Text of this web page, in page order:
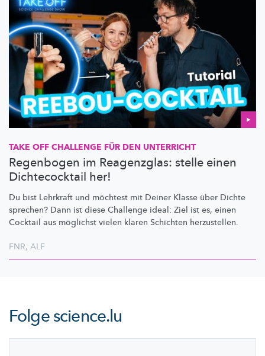
TAKE OFF CHALLENGE FÜR DEN UNTERRICHT
Regenbogen im Reagenzglas: stelle einen
Dichtecocktail her!
Du bist Lehrkraft und möchtest mit Deiner Klasse über Dichte
sprechen? Dann ist diese Challenge ideal: Ziel ist es, einen
Cocktail aus möglichst vielen klaren Schichten herzustellen.
FNR, ALF
Folgescience.lu